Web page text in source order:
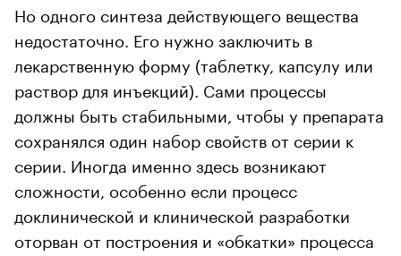
Но одного синтеза действующего вещества
недостаточно. Его нужно заключить в
лекарственную форму (таблетку, капсулу или
раствор для инъекций). Сами процессы
должны быть стабильными, чтобы у препарата
сохранялся один набор свойств от серии к
серии. Иногда именно здесь возникают
сложности, особенно если процесс
доклинической и клинической разработки
оторван от построения и «обкатки» процесса